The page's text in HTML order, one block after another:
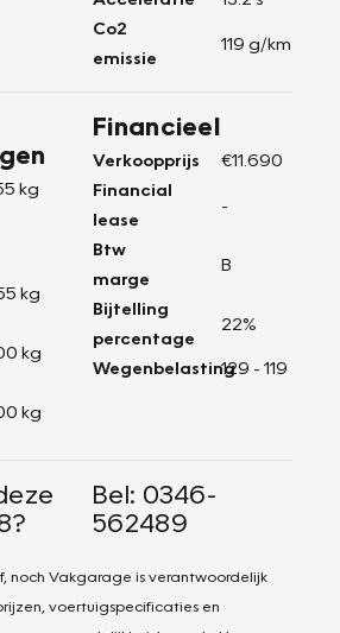
Co2
emissie
119 g/km
kg
kg
kg
kg
Financieel
Verkoopprijs
€11.690
Financial
lease
-
Btw
marge
B
Bijtelling
percentage
22%
Wegenbelasting129 - 119
Bel: 0346-
562489
noch Vakgarage is verantwoordelijk
voertuigspecificaties en